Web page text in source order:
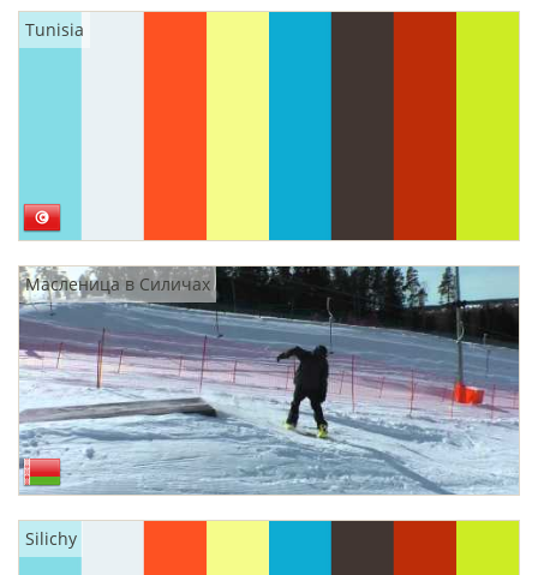
Tunisia
Масленица в Силичах
Silichy